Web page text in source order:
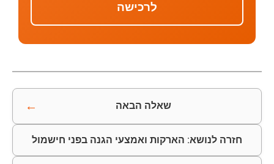
לרכישה
שאלה הבאה ←
חזרה לנושא: הארקות ואמצעי הגנה בפני חישמול